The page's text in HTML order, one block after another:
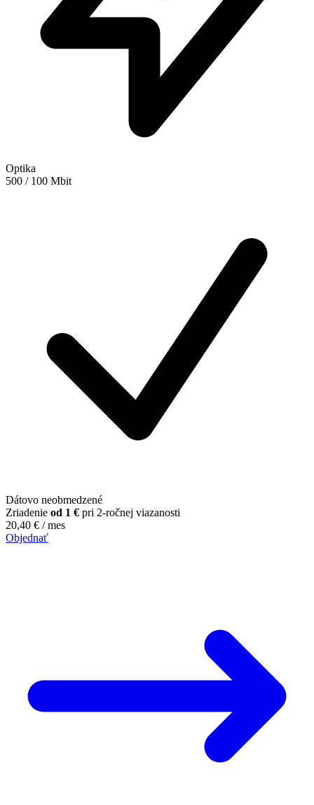
Optika
500 / 100 Mbit
Dátovo neobmedzené
Zriadenie od 1 € pri 2-ročnej viazanosti
20,40 € / mes
Objednať